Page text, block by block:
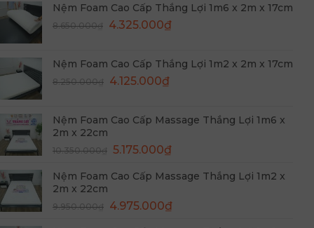
9.550.000₫.là:
4.775.000₫.
Nệm Foam Cao Cấp Thắng Lợi 1m6 x 2m x 17cm
8.650.000₫ Giá
8.650.000₫.
4.325.000₫Giá
là:
Nệm Foam Cao Cấp Thắng Lợi 1m2 x 2m x 17cm
8.250.000₫ Giá
8.250.000₫.
4.125.000₫Giá
là:
Nệm Foam Cao Cấp Massage Thắng Lợi 1m6 x
2m x 22cm
10.350.000₫ Giá
là:
5.175.000₫Giá
tại
5.175.000₫.
Nệm Foam Cao Cấp Massage Thắng Lợi 1m2 x
2m x 22cm
9.950.000₫ Giá
4.975.000₫Giá